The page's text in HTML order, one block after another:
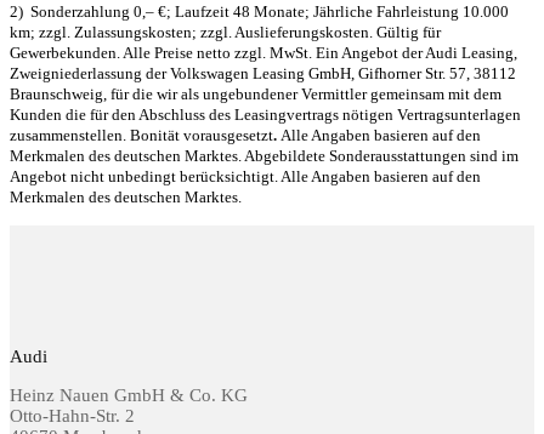
2) Sonderzahlung 0,– €; Laufzeit 48 Monate; Jährliche Fahrleistung 10.000
km; zzgl. Zulassungskosten; zzgl. Auslieferungskosten. Gültig für
Gewerbekunden. Alle Preise netto zzgl. MwSt. Ein Angebot der Audi Leasing,
Zweigniederlassung der Volkswagen Leasing GmbH, Gifhorner Str. 57, 38112
Braunschweig, für die wir als ungebundener Vermittler gemeinsam mit dem
Kunden die für den Abschluss des Leasingvertrags nötigen Vertragsunterlagen
zusammenstellen. Bonität vorausgesetzt. Alle Angaben basieren auf den
Merkmalen des deutschen Marktes. Abgebildete Sonderausstattungen sind im
Angebot nicht unbedingt berücksichtigt. Alle Angaben basieren auf den
Merkmalen des deutschen Marktes.
Audi
Heinz Nauen GmbH & Co. KG
Otto-Hahn-Str. 2